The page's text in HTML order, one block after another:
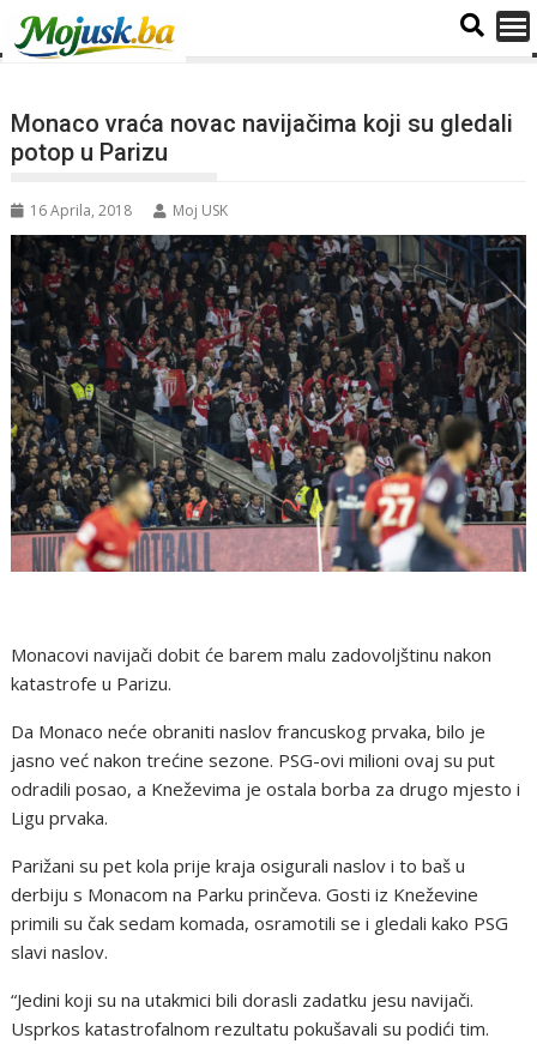
Monaco vraća novac navijačima koji su gledali
potop u Parizu
16 Aprila, 2018 Moj USK
Monacovi navijači dobit će barem malu zadovoljštinu nakon
katastrofe u Parizu.
Da Monaco neće obraniti naslov francuskog prvaka, bilo je
jasno već nakon trećine sezone. PSG-ovi milioni ovaj su put
odradili posao, a Kneževima je ostala borba za drugo mjesto i
Ligu prvaka.
Parižani su pet kola prije kraja osigurali naslov i to baš u
derbiju s Monacom na Parku prinčeva. Gosti iz Kneževine
primili su čak sedam komada, osramotili se i gledali kako PSG
slavi naslov.
“Jedini koji su na utakmici bili dorasli zadatku jesu navijači.
Usprkos katastrofalnom rezultatu pokušavali su podići tim.